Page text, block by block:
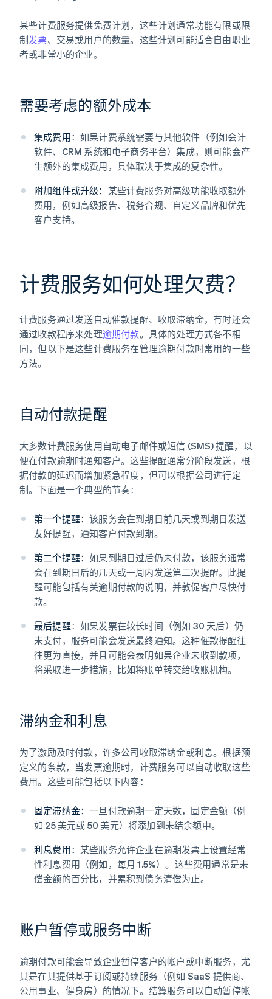
某些计费服务提供免费计划，这些计划通常功能有限或限
制发票、交易或用户的数量。这些计划可能适合自由职业
者或非常小的企业。
需要考虑的额外成本
集成费用： 如果计费系统需要与其他软件（例如会计
软件、CRM 系统和电子商务平台）集成，则可能会产
生额外的集成费用，具体取决于集成的复杂性。
附加组件或升级： 某些计费服务对高级功能收取额外
费用，例如高级报告、税务合规、自定义品牌和优先
客户支持。
计费服务如何处理欠费？
计费服务通过发送自动催款提醒、收取滞纳金，有时还会
通过收款程序来处理逾期付款。具体的处理方式各不相
同，但以下是这些计费服务在管理逾期付款时常用的一些
方法。
自动付款提醒
大多数计费服务使用自动电子邮件或短信 (SMS) 提醒，以
便在付款逾期时通知客户。这些提醒通常分阶段发送，根
据付款的延迟而增加紧急程度，但可以根据公司进行定
制。下面是一个典型的节奏：
第一个提醒：该服务会在到期日前几天或到期日发送
友好提醒，通知客户付款到期。
第二个提醒：如果到期日过后仍未付款，该服务通常
会在到期日后的几天或一周内发送第二次提醒。此提
醒可能包括有关逾期付款的说明，并敦促客户尽快付
款。
最后提醒：如果发票在较长时间（例如 30 天后）仍
未支付，服务可能会发送最终通知。这种催款提醒往
往更为直接，并且可能会表明如果企业未收到款项，
将采取进一步措施，比如将账单转交给收账机构。
滞纳金和利息
为了激励及时付款，许多公司收取滞纳金或利息。根据预
定义的条款，当发票逾期时，计费服务可以自动收取这些
费用。这些可能包括以下内容：
固定滞纳金：一旦付款逾期一定天数，固定金额（例
如 25 美元或 50 美元）将添加到未结余额中。
利息费用： 某些服务允许企业在逾期发票上设置经常
性利息费用（例如，每月 1.5%）。这些费用通常是未
偿金额的百分比，并累积到债务清偿为止。
账户暂停或服务中断
逾期付款可能会导致企业暂停客户的帐户或中断服务，尤
其是在其提供基于订阅或持续服务（例如 SaaS 提供商、
公用事业、健身房）的情况下。结算服务可以自动暂停帐